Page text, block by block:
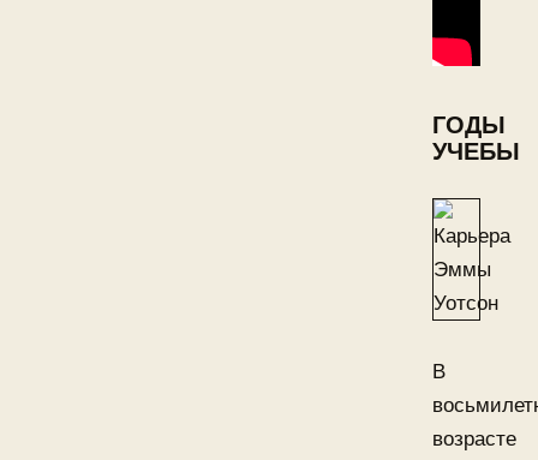
ГОДЫ
УЧЕБЫ
В
возрасте